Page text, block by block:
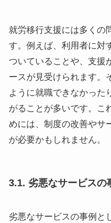
就労移行支援には多くの
す。例えば、利用者に対
ついていることや、支援
ースが見受けられます。
ように就職できなかった
がることが多いです。こ
めには、制度の改善やサ
が必要かもしれません。
3.1. 劣悪なサービスの
劣悪なサービスの事例と